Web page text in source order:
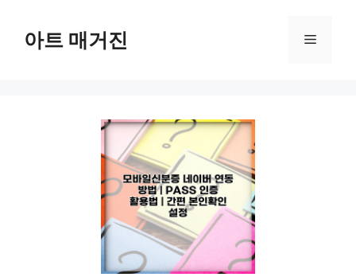
아트 매거진 메